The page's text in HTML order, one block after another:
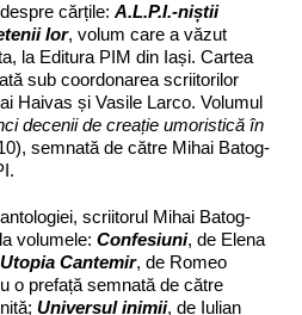
cărțile: A.L.P.I.-niștii
lor, volum care a văzut
la Editura PIM din Iași. Cartea
sub coordonarea scriitorilor
Haivas și Vasile Larco. Volumul
decenii de creație umoristică în
semnată de către Mihai Batog-
scriitorul Mihai Batog-
volumele: Confesiuni, de Elena
Utopia Cantemir, de Romeo
o prefață semnată de către
Universul inimii, de Iulian